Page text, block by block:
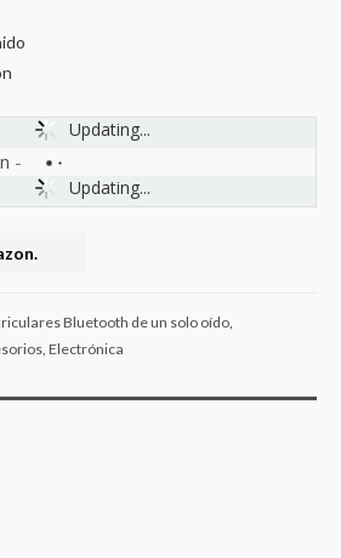
Updating...
Updating...
-
Bluetooth de un solo oído
Electrónica